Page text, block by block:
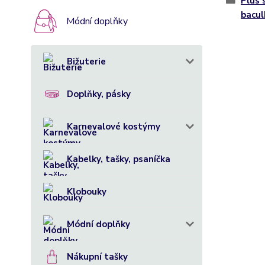
Módní doplňky
Bižuterie
Doplňky, pásky
Karnevalové kostýmy
Kabelky, tašky, psaníčka
Klobouky
Módní doplňky
Nákupní tašky